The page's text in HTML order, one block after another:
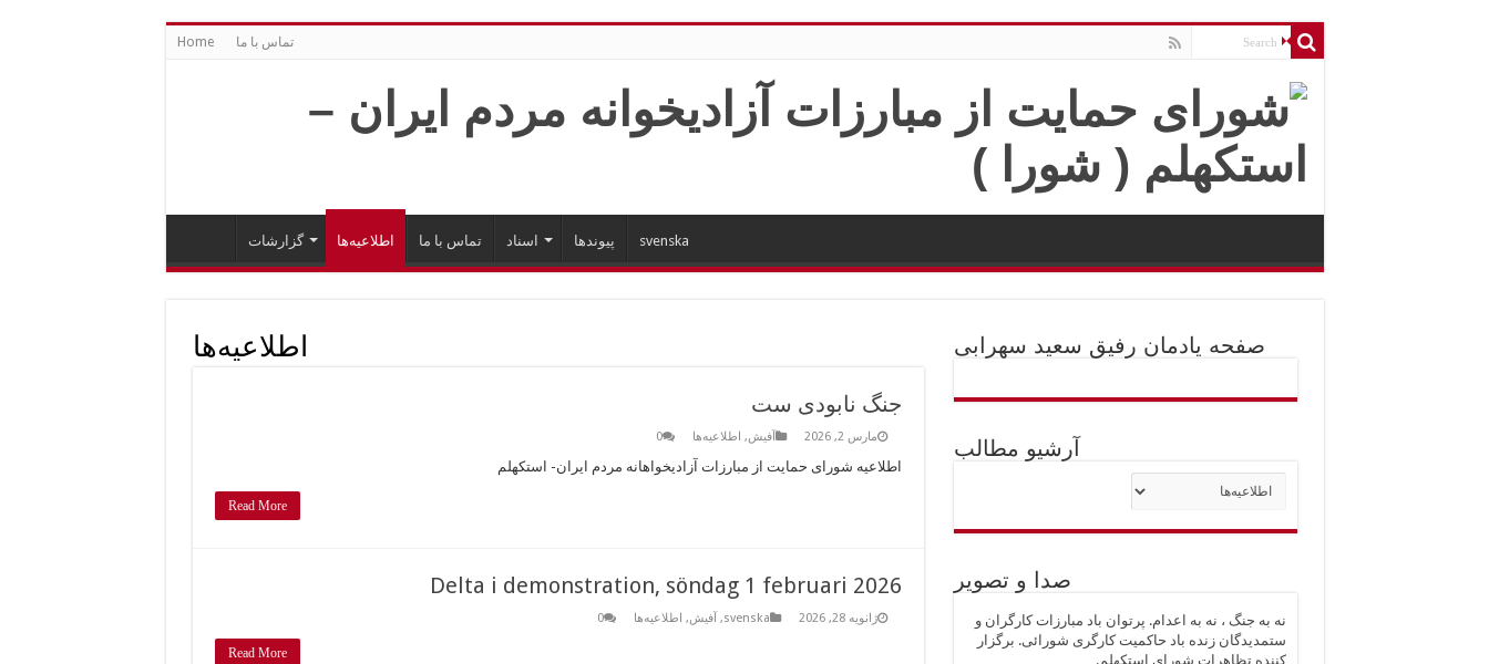
Home تماس با ما
گزارشات اطلاعیه‌ها تماس با ما اسناد پیوندها svenska
اطلاعیه‌ها
جنگ نابودی ست
مارس 2, 2026 آفیش, اطلاعیه‌ها 0
اطلاعیه شورای حمایت از مبارزات آزادیخواهانه مردم ایران- استکهلم
Read More
Delta i demonstration, söndag 1 februari 2026
ژانویه 28, 2026 svenska
,آفیش, اطلاعیه‌ها 0
Read More
صفحه یادمان رفیق سعید سهرابی
آرشیو مطالب
مطالب
صدا و تصویر
نه به جنگ ، نه به اعدام. پرتوان باد مبارزات کارگران و
ستمدیدگان زنده باد حاکمیت کارگری شورائی. برگزار
کننده تظاهرات شورای استکهلم.